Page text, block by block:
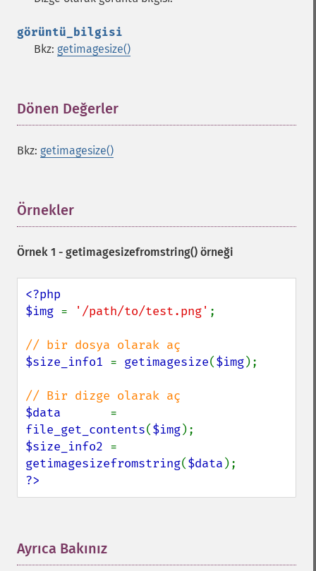
görüntü_bilgisi
Bkz: getimagesize()
Dönen Değerler
Bkz: getimagesize()
Örnekler
Örnek 1 - getimagesizefromstring() örneği
<?php
$img = '/path/to/test.png' ;
$size_info1 = getimagesize($img);
$data
file_get_contents($img
$size_info2
getimagesizefromstring($data
?>
Ayrıca Bakınız